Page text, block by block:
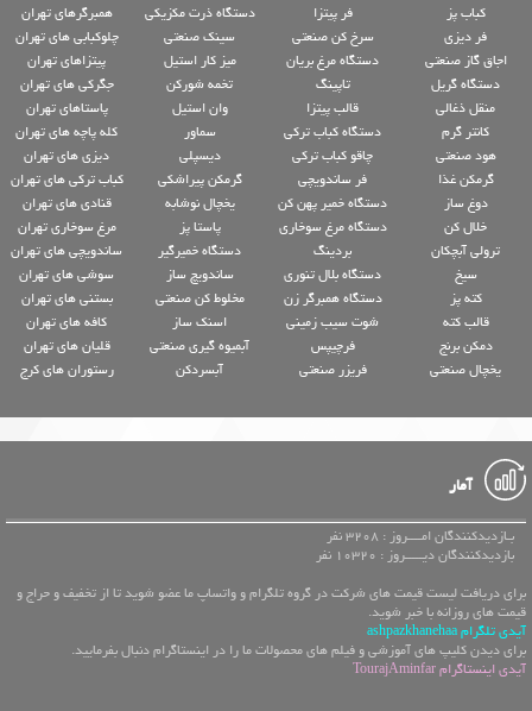
کباب پز
فر دیزی
اجاق گاز صنعتی
دستگاه گریل
منقل ذغالی
کانتر گرم
هود صنعتی
گرمکن غذا
دوغ ساز
خلال کن
ترولی آبچکان
سیخ
کته پز
قالب کته
دمکن برنج
یخچال صنعتی
فر پیتزا
سرخ کن صنعتی
دستگاه مرغ بریان
تاپینگ
قالب پیتزا
دستگاه کباب ترکی
چاقو کباب ترکی
فر ساندویچی
دستگاه خمیر پهن کن
دستگاه مرغ سوخاری
بردینگ
دستگاه بلال تنوری
دستگاه همبرگر زن
شوت سیب زمینی
فرچیپس
فریزر صنعتی
دستگاه ذرت مکزیکی
سینک صنعتی
میز کار استیل
تخمه شورکن
وان استیل
سماور
دیسپلی
گرمکن پیراشکی
یخچال نوشابه
پاستا پز
دستگاه خمیرگیر
ساندویچ ساز
مخلوط کن صنعتی
اسنک ساز
آبمیوه گیری صنعتی
آبسردکن
همبرگرهای تهران
چلوکبابی های تهران
پیتزاهای تهران
جگرکی های تهران
پاستاهای تهران
کله پاچه های تهران
دیزی های تهران
کباب ترکی های تهران
قنادی های تهران
مرغ سوخاری تهران
ساندویچی های تهران
سوشی های تهران
بستنی های تهران
کافه های تهران
قلیان های تهران
رستوران های کرج
آمار
بـازدیدکنندگان امــــروز : 3208 نفر
بازدیدکنندگان دیـــــروز : 10320 نفر
برای دریافت لیست قیمت های شرکت در گروه تلگرام و واتساپ ما عضو شوید تا از تخفیف و حراج و
قیمت های روزانه با خبر شوید.
آیدی تلگرام ashpazkhanehaa
برای دیدن کلیپ های آموزشی و فیلم های محصولات ما را در اینستاگرام دنبال بفرمایید.
آیدی اینستاگرام TourajAminfar